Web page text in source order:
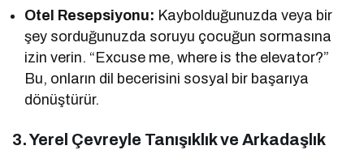
Otel Resepsiyonu: Kaybolduğunuzda veya bir
şey sorduğunuzda soruyu çocuğun sormasına
izin verin. “Excuse me, where is the elevator?”
Bu, onların dil becerisini sosyal bir başarıya
dönüştürür.
3. Yerel Çevreyle Tanışıklık ve Arkadaşlık